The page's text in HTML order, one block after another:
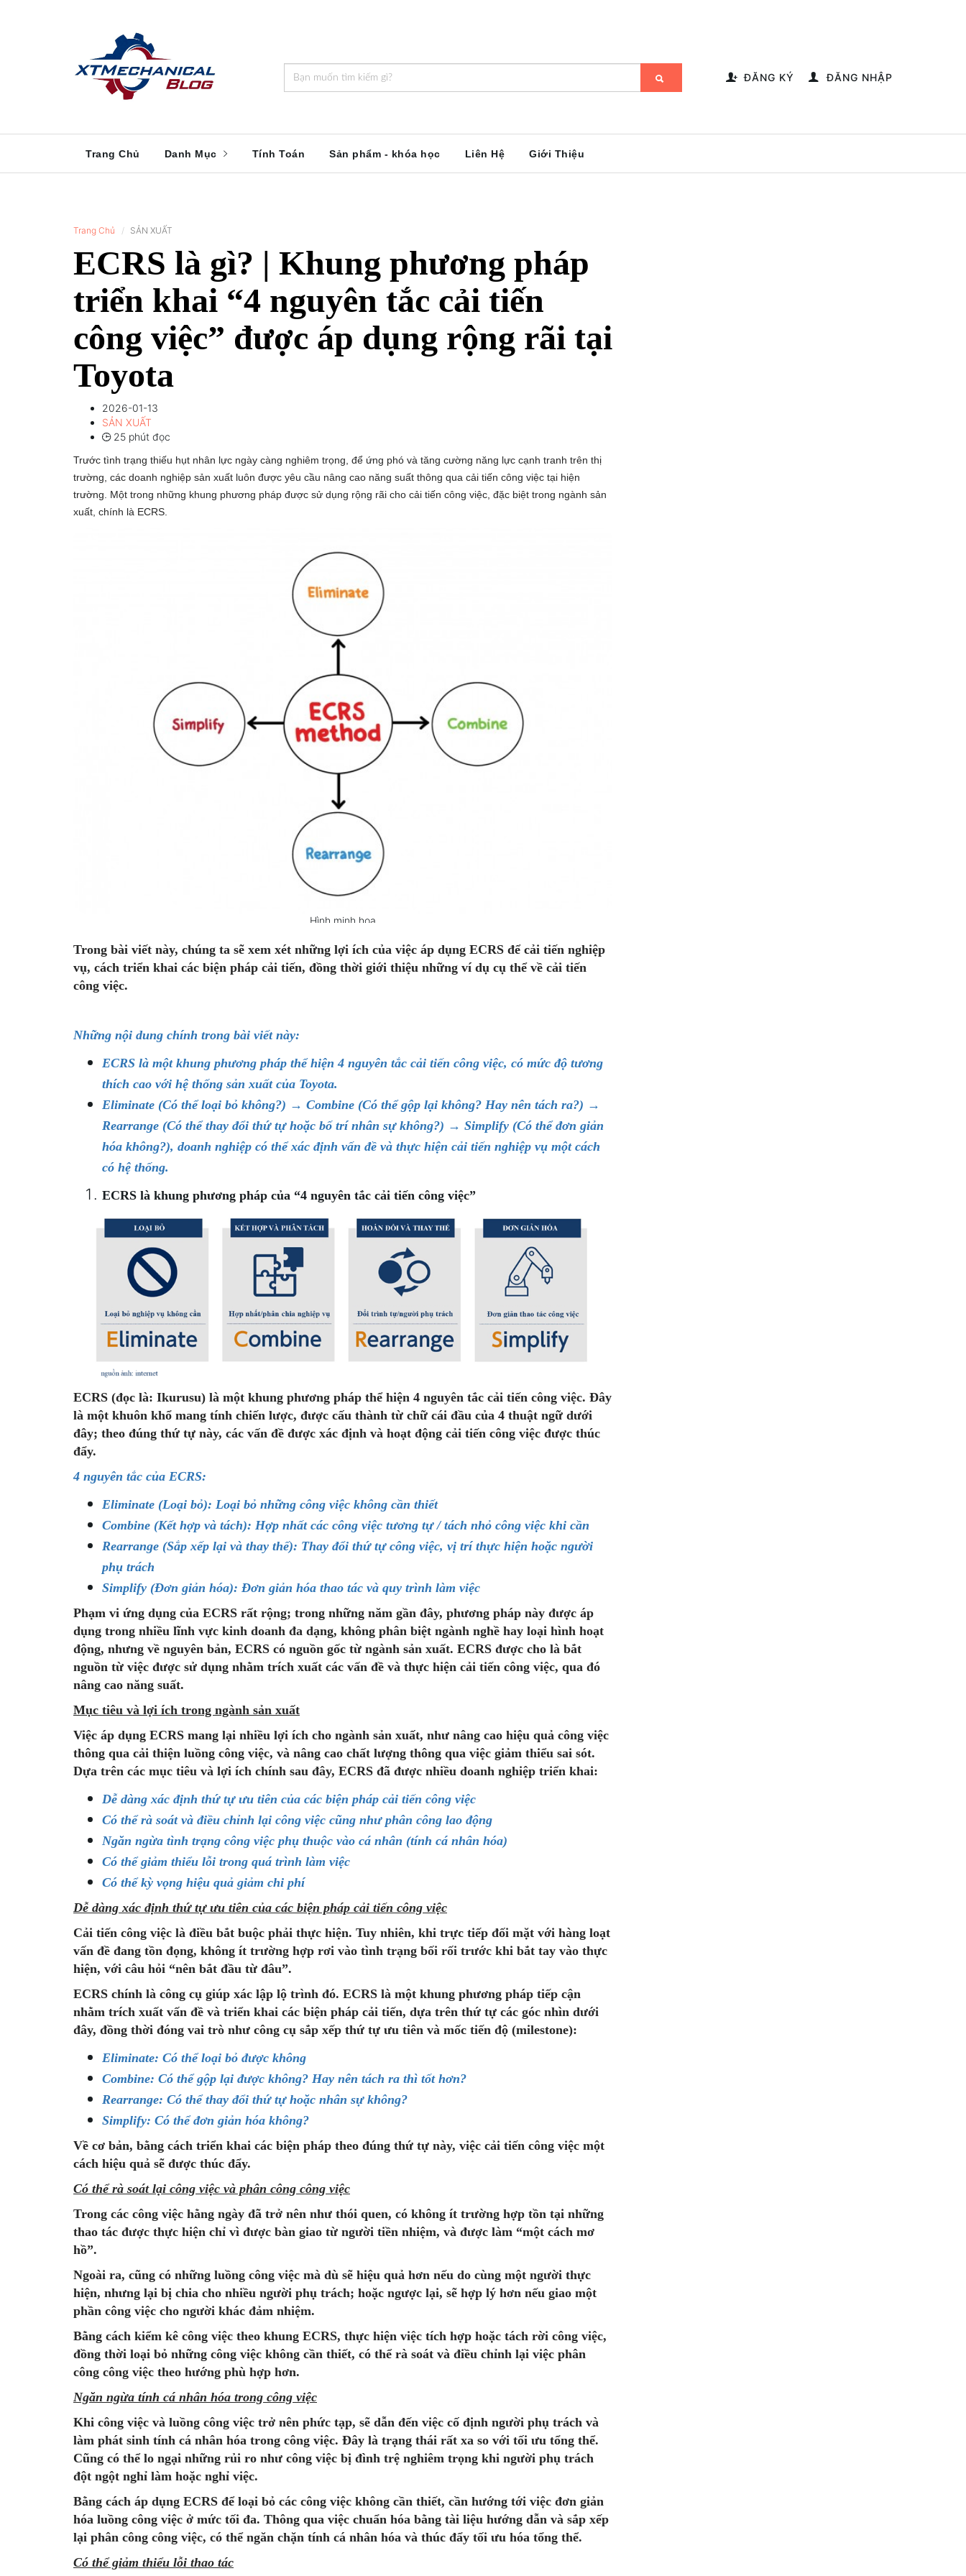
ĐĂNG KÝ ĐĂNG NHẬP
Trang Chủ Danh Mục Tính Toán Sản phẩm - khóa học Liên Hệ Giới Thiệu
Trang Chủ SẢN XUẤT
ECRS là gì? | Khung phương pháp
triển khai “4 nguyên tắc cải tiến
công việc” được áp dụng rộng rãi tại
Toyota
2026-01-13
SẢN XUẤT
25 phút đọc
Trước tình trạng thiếu hụt nhân lực ngày càng nghiêm trọng, để ứng phó và tăng cường năng lực cạnh tranh trên thị
trường, các doanh nghiệp sản xuất luôn được yêu cầu nâng cao năng suất thông qua cải tiến công việc tại hiện
trường. Một trong những khung phương pháp được sử dụng rộng rãi cho cải tiến công việc, đặc biệt trong ngành sản
xuất, chính là ECRS.
Hình minh họa
Trong bài viết này, chúng ta sẽ xem xét những lợi ích của việc áp dụng ECRS để cải tiến nghiệp
vụ, cách triển khai các biện pháp cải tiến, đồng thời giới thiệu những ví dụ cụ thể về cải tiến
công việc.
Những nội dung chính trong bài viết này:
ECRS là một khung phương pháp thể hiện 4 nguyên tắc cải tiến công việc, có mức độ tương
thích cao với hệ thống sản xuấtcủa Toyota.
Eliminate (Có thể loại bỏ không?) → Combine (Có thể gộp lại không? Hay nên tách ra?) →
Rearrange (Có thể thay đổi thứ tự hoặc bố trí nhân sự không?) → Simplify (Có thể đơn giản
hóa không?), doanh nghiệp có thể xác định vấn đề và thực hiện cải tiến nghiệp vụ một cách
có hệ thống.
ECRS là khung phương pháp của “4 nguyên tắc cải tiến công việc”
ECRS (đọc là: Ikurusu) là một khung phương pháp thể hiện 4 nguyên tắc cải tiến công việc. Đây
là một khuôn khổ mang tính chiến lược, được cấu thành từ chữ cái đầu của 4 thuật ngữ dưới
đây; theo đúng thứ tự này, các vấn đề được xác định và hoạt động cải tiến công việc được thúc
đẩy.
4 nguyên tắc của ECRS:
Eliminate (Loại bỏ): Loại bỏ những công việc không cần thiết
Combine (Kết hợp và tách): Hợp nhất các công việc tương tự / tách nhỏ công việc khi cần
Rearrange (Sắp xếp lại và thay thế): Thay đổi thứ tự công việc, vị trí thực hiện hoặc người
phụ trách
Simplify (Đơn giản hóa): Đơn giản hóa thao tác và quy trình làm việc
Phạm vi ứng dụng của ECRS rất rộng; trong những năm gần đây, phương pháp này được áp
dụng trong nhiều lĩnh vực kinh doanh đa dạng, không phân biệt ngành nghề hay loại hình hoạt
động, nhưng về nguyên bản, ECRS có nguồn gốc từ ngành sản xuất. ECRS được cho là bắt
nguồn từ việc được sử dụng nhằm trích xuất các vấn đề và thực hiện cải tiến công việc, qua đó
nâng cao năng suất.
Mục tiêu và lợi ích trong ngành sản xuất
Việc áp dụng ECRS mang lại nhiều lợi ích cho ngành sản xuất, như nâng cao hiệu quả công việc
thông qua cải thiện luồng công việc, và nâng cao chất lượng thông qua việc giảm thiểu sai sót.
Dựa trên các mục tiêu và lợi ích chính sau đây, ECRS đã được nhiều doanh nghiệp triển khai:
Dễ dàng xác định thứ tự ưu tiên của các biện pháp cải tiến công việc
Có thể rà soát và điều chỉnh lại công việc cũng như phân công lao động
Ngăn ngừa tình trạng công việc phụ thuộc vào cá nhân (tính cá nhân hóa)
Có thể giảm thiểu lỗi trong quá trình làm việc
Có thể kỳ vọng hiệu quả giảm chi phí
Dễ dàng xác định thứ tự ưu tiên của các biện pháp cải tiến công việc
Cải tiến công việc là điều bắt buộc phải thực hiện. Tuy nhiên, khi trực tiếp đối mặt với hàng loạt
vấn đề đang tồn đọng, không ít trường hợp rơi vào tình trạng bối rối trước khi bắt tay vào thực
hiện, với câu hỏi “nên bắt đầu từ đâu”.
ECRS chính là công cụ giúp xác lập lộ trình đó. ECRS là một khung phương pháp tiếp cận
nhằm trích xuất vấn đề và triển khai các biện pháp cải tiến, dựa trên thứ tự các góc nhìn dưới
đây, đồng thời đóng vai trò như công cụ sắp xếp thứ tự ưu tiên và mốc tiến độ (milestone):
Eliminate: Có thể loại bỏ được không
Combine: Có thể gộp lại được không? Hay nên tách ra thì tốt hơn?
Rearrange: Có thể thay đổi thứ tự hoặc nhân sự không?
Simplify: Có thể đơn giản hóa không?
Về cơ bản, bằng cách triển khai các biện pháp theo đúng thứ tự này, việc cải tiến công việc một
cách hiệu quả sẽ được thúc đẩy.
Có thể rà soát lại công việc và phân công công việc
Trong các công việc hằng ngày đã trở nên như thói quen, có không ít trường hợp tồn tại những
thao tác được thực hiện chỉ vì được bàn giao từ người tiền nhiệm, và được làm “một cách mơ
hồ”.
Ngoài ra, cũng có những luồng công việc mà dù sẽ hiệu quả hơn nếu do cùng một người thực
hiện, nhưng lại bị chia cho nhiều người phụ trách; hoặc ngược lại, sẽ hợp lý hơn nếu giao một
phần công việc cho người khác đảm nhiệm.
Bằng cách kiểm kê công việc theo khung ECRS, thực hiện việc tích hợp hoặc tách rời công việc,
đồng thời loại bỏ những công việc không cần thiết, có thể rà soát và điều chỉnh lại việc phân
công công việc theo hướng phù hợp hơn.
Ngăn ngừa tính cá nhân hóa trong công việc
Khi công việc và luồng công việc trở nên phức tạp, sẽ dẫn đến việc cố định người phụ trách và
làm phát sinh tính cá nhân hóa trong công việc. Đây là trạng thái rất xa so với tối ưu tổng thể.
Cũng có thể lo ngại những rủi ro như công việc bị đình trệ nghiêm trọng khi người phụ trách
đột ngột nghỉ làm hoặc nghỉ việc.
Bằng cách áp dụng ECRS để loại bỏ các công việc không cần thiết, cần hướng tới việc đơn giản
hóa luồng công việc ở mức tối đa. Thông qua việc chuẩn hóa bằng tài liệu hướng dẫn và sắp xếp
lại phân công công việc, có thể ngăn chặn tính cá nhân hóa và thúc đẩy tối ưu hóa tổng thể.
Có thể giảm thiểu lỗi thao tác